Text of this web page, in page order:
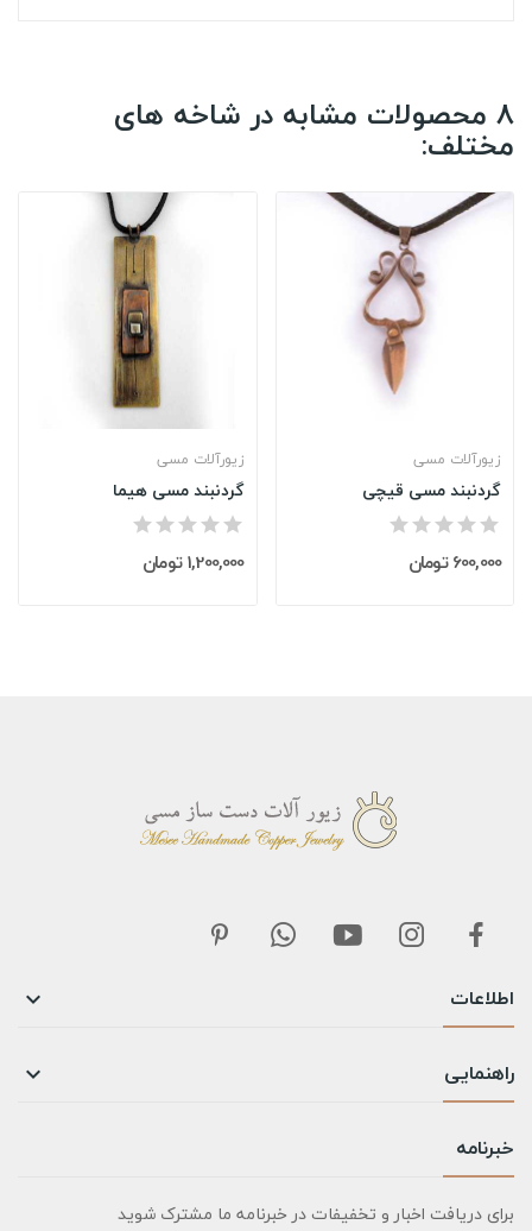
8 محصولات مشابه در شاخه های
مختلف:
زیورآلات مسی
گردنبند مسی هیما
1,200,000 تومان
زیورآلات مسی
گردنبند مسی قیچی
600,000 تومان
اطلاعات 
راهنمایی 
خبرنامه
برای دریافت اخبار و تخفیفات در خبرنامه ما مشترک شوید